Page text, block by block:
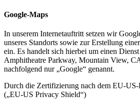
Google-Maps
In unserem Internetauftritt setzen wir
unseres Standorts sowie zur Erstellung
ein. Es handelt sich hierbei um einen
Amphitheatre Parkway, Mountain View,
nachfolgend nur „Google“ genannt.
Durch die Zertifizierung nach dem EU-US-
(„EU-US Privacy Shield“)